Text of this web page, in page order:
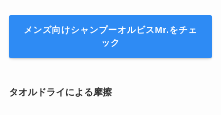
メンズ向けシャンプーオルビスMr.をチェ
ック
タオルドライによる摩擦